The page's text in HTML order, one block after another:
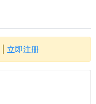
立即注册